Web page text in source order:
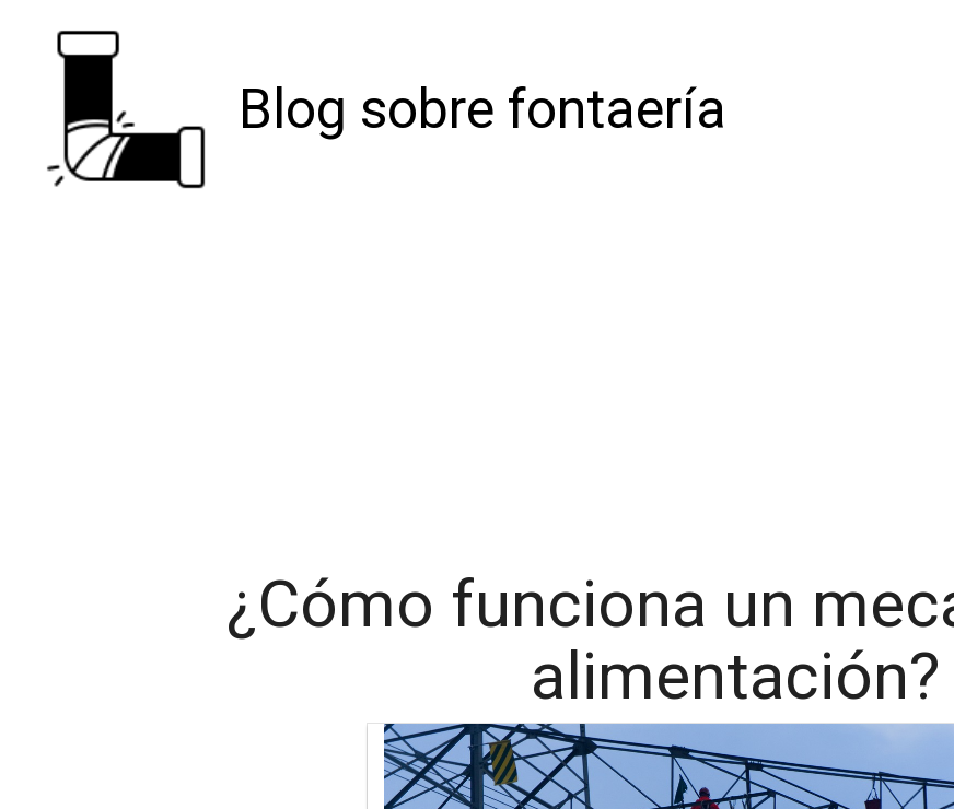
Blog sobre fontaería
¿Cómo funciona un
alimentación?